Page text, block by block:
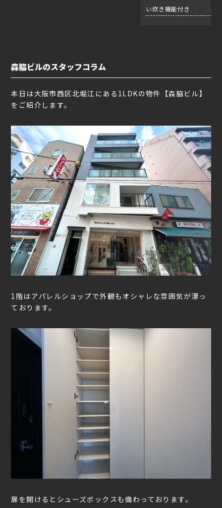
い炊き機能付き
森脇ビルのスタッフコラム
本日は大阪市西区北堀江にある1LDKの物件【森脇ビル】
をご紹介します。
1階はアパレルショップで外観もオシャレな雰囲気が漂っ
ております。
扉を開けるとシューズボックスも備わっております。